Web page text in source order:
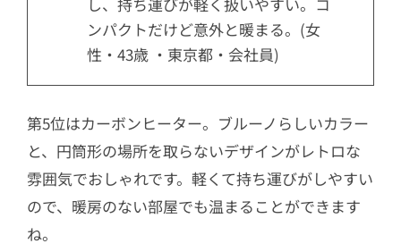
ンパクトだけど意外と暖まる。(女
性・43歳 ・東京都・会社員)
第5位はカーボンヒーター。ブルーノらしいカラー
と、円筒形の場所を取らないデザインがレトロな
雰囲気でおしゃれです。軽くて持ち運びがしやすい
ので、暖房のない部屋でも温まることができます
ね。